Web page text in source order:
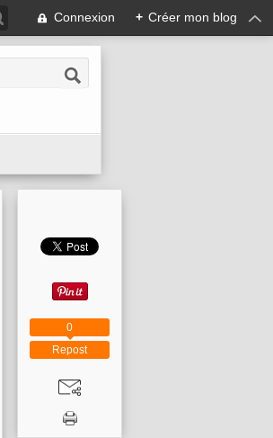
Connexion + Créer mon blog
Repost
0